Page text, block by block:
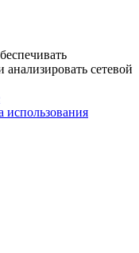
сетевой
использования